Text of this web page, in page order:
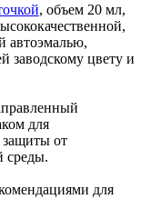
, объем 20 мл,
автоэмалью,
заводскому цвету и
для
защиты от
среды.
для